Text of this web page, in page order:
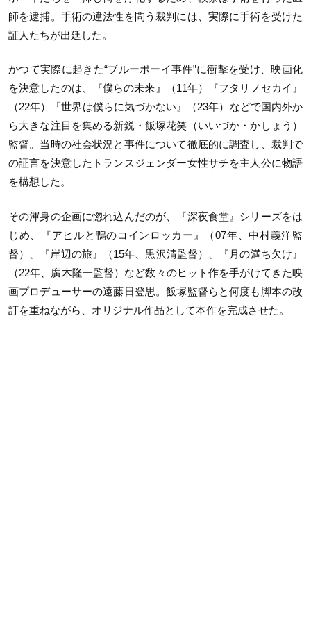
師を逮捕。手術の違法性を問う裁判には、実際に手術を受けた
証人たちが出廷した。
かつて実際に起きた“ブルーボーイ事件”に衝撃を受け、映画化
を決意したのは、『僕らの未来』（11年）『フタリノセカイ』
（22年）『世界は僕らに気づかない』（23年）などで国内外か
ら大きな注目を集める新鋭・飯塚花笑（いいづか・かしょう）
監督。当時の社会状況と事件について徹底的に調査し、裁判で
の証言を決意したトランスジェンダー女性サチを主人公に物語
を構想した。
その渾身の企画に惚れ込んだのが、『深夜食堂』シリーズをは
じめ、『アヒルと鴨のコインロッカー』（07年、中村義洋監
督）、『岸辺の旅』（15年、黒沢清監督）、『月の満ち欠け』
（22年、廣木隆一監督）など数々のヒット作を手がけてきた映
画プロデューサーの遠藤日登思。飯塚監督らと何度も脚本の改
訂を重ねながら、オリジナル作品として本作を完成させた。